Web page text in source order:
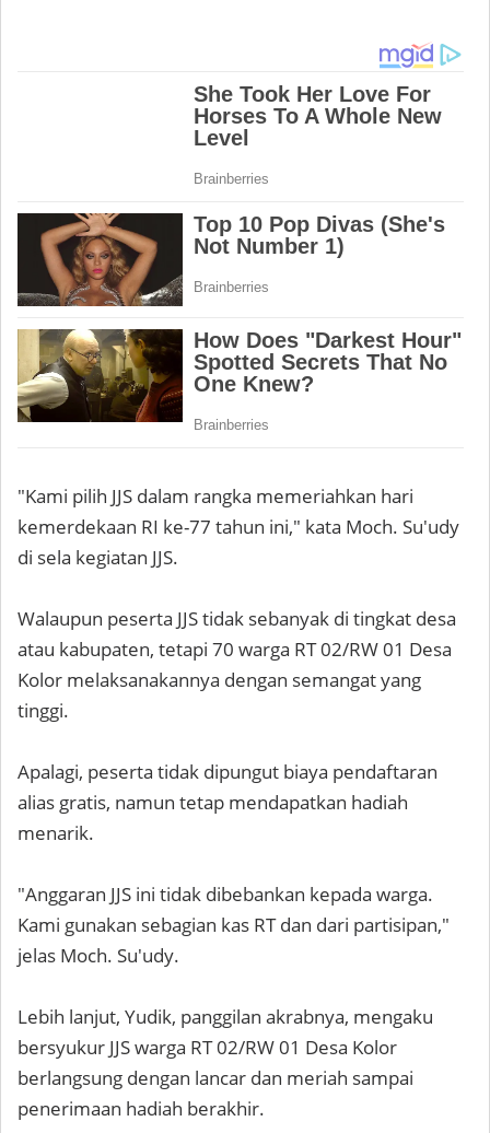
"Kami pilih JJS dalam rangka memeriahkan hari
kemerdekaan RI ke-77 tahun ini," kata Moch. Su'udy
di sela kegiatan JJS.
Walaupun peserta JJS tidak sebanyak di tingkat desa
atau kabupaten, tetapi 70 warga RT 02/RW 01 Desa
Kolor melaksanakannya dengan semangat yang
tinggi.
Apalagi, peserta tidak dipungut biaya pendaftaran
alias gratis, namun tetap mendapatkan hadiah
menarik.
"Anggaran JJS ini tidak dibebankan kepada warga.
Kami gunakan sebagian kas RT dan dari partisipan,"
jelas Moch. Su'udy.
Lebih lanjut, Yudik, panggilan akrabnya, mengaku
bersyukur JJS warga RT 02/RW 01 Desa Kolor
berlangsung dengan lancar dan meriah sampai
penerimaan hadiah berakhir.